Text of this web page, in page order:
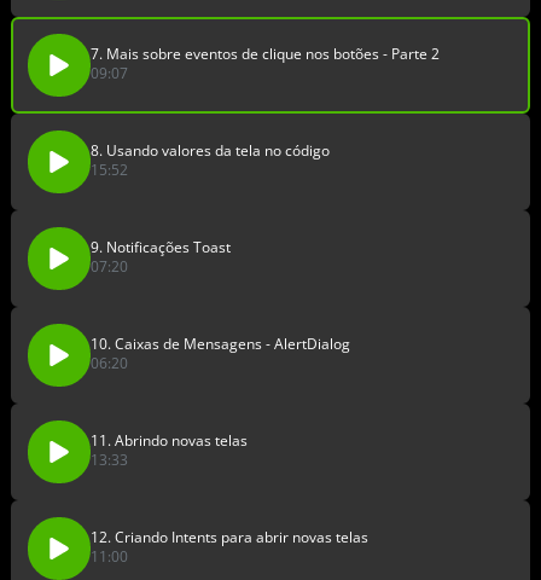
7. Mais sobre eventos de clique nos botões - Parte 2
09:07
8. Usando valores da tela no código
15:52
9. Notificações Toast
07:20
10. Caixas de Mensagens - AlertDialog
06:20
11. Abrindo novas telas
13:33
12. Criando Intents para abrir novas telas
11:00